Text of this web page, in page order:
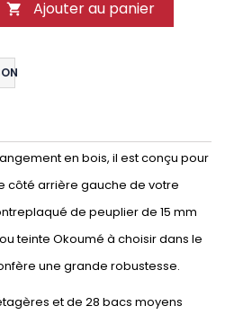
 Ajouter au panier
en bois, il est conçu pour
côté arrière gauche de votre
de peuplier de 15 mm
teinte Okoumé à choisir dans le
une grande robustesse.
et de 28 bacs moyens